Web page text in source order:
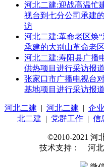
河北二建:迎战高温
视台到七分公司承建
访
河北二建:革命老区焕
承建的大别山革命老
河北二建:寿阳县广播
供热项目进行采访报道
张家口市广播电视台
基地项目进行采访报道
河北二建 | 河北二建 | 企
北二建 | 党群工作 | 信
©2010-2021 河
技术支持： 河北